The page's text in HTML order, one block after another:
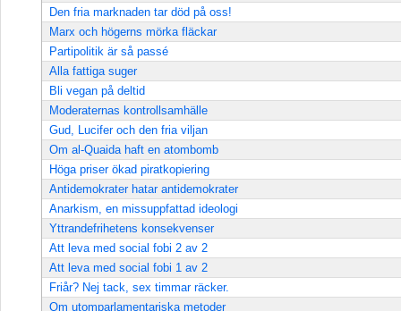
Den fria marknaden tar död på oss!
Marx och högerns mörka fläckar
Partipolitik är så passé
Alla fattiga suger
Bli vegan på deltid
Moderaternas kontrollsamhälle
Gud, Lucifer och den fria viljan
Om al-Quaida haft en atombomb
Höga priser ökad piratkopiering
Antidemokrater hatar antidemokrater
Anarkism, en missuppfattad ideologi
Yttrandefrihetens konsekvenser
Att leva med social fobi 2 av 2
Att leva med social fobi 1 av 2
Friår? Nej tack, sex timmar räcker.
Om utomparlamentariska metoder